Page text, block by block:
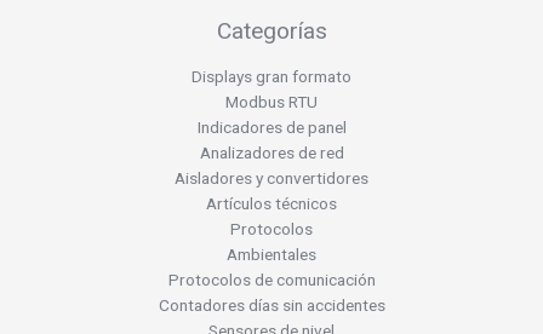
Categorías
Displays gran formato
Modbus RTU
Indicadores de panel
Analizadores de red
Aisladores y convertidores
Artículos técnicos
Protocolos
Ambientales
Protocolos de comunicación
Contadores días sin accidentes